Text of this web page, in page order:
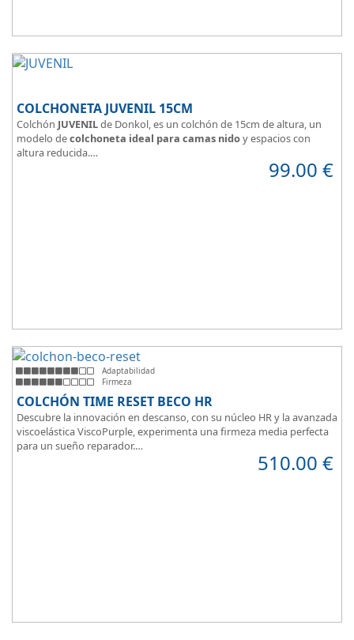
COLCHONETA JUVENIL 15CM
Colchón JUVENILde Donkol, es un colchón de 15cm de altura, un
modelo decolchoneta ideal para camas nidoy espacios con
altura reducida.
suelen elegir
99.00 €
Adaptabilidad
Firmeza
COLCHÓN TIME RESET BECO HR
Descubre la innovación en descanso, con su núcleo HR y la avanzada
viscoelástica ViscoPurple, experimenta una firmeza media perfecta
para un sueño reparador.
Disfruta de su transpirabilidad y gran adaptabilidad, diseñado para
brindarte confort en cada momento. Además, es válido para camas
510.00 €